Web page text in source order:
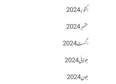
اکتوبر 2024
ستمبر 2024
اگست 2024
جولائی 2024
جون 2024